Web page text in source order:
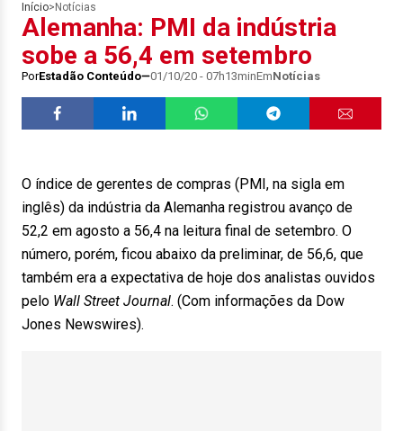
Início> Notícias
Alemanha: PMI da indústria
sobe a 56,4 em setembro
PorEstadão Conteúdo 01/10/20 - 07h13minEmNotícias
O índice de gerentes de compras (PMI, na sigla em
inglês) da indústria da Alemanha registrou avanço de
52,2 em agosto a 56,4 na leitura final de setembro. O
número, porém, ficou abaixo da preliminar, de 56,6, que
também era a expectativa de hoje dos analistas ouvidos
pelo Wall Street Journal. (Com informações da Dow
Jones Newswires).